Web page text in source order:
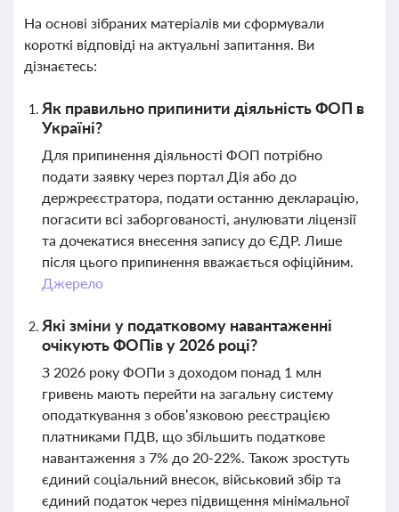
На основі зібраних матеріалів ми сформували
короткі відповіді на актуальні запитання. Ви
дізнаєтесь:
Як правильно припинити діяльність ФОП в
Україні?
Для припинення діяльності ФОП потрібно
подати заявку через портал Дія або до
держреєстратора, подати останню декларацію,
погасити всі заборгованості, анулювати ліцензії
та дочекатися внесення запису до ЄДР. Лише
після цього припинення вважається офіційним.
Джерело
Які зміни у податковому навантаженні
очікують ФОПів у 2026 році?
З 2026 року ФОПи з доходом понад 1 млн
гривень мають перейти на загальну систему
оподаткування з обов’язковою реєстрацією
платниками ПДВ, що збільшить податкове
навантаження з 7% до 20-22%. Також зростуть
єдиний соціальний внесок, військовий збір та
єдиний податок через підвищення мінімальної